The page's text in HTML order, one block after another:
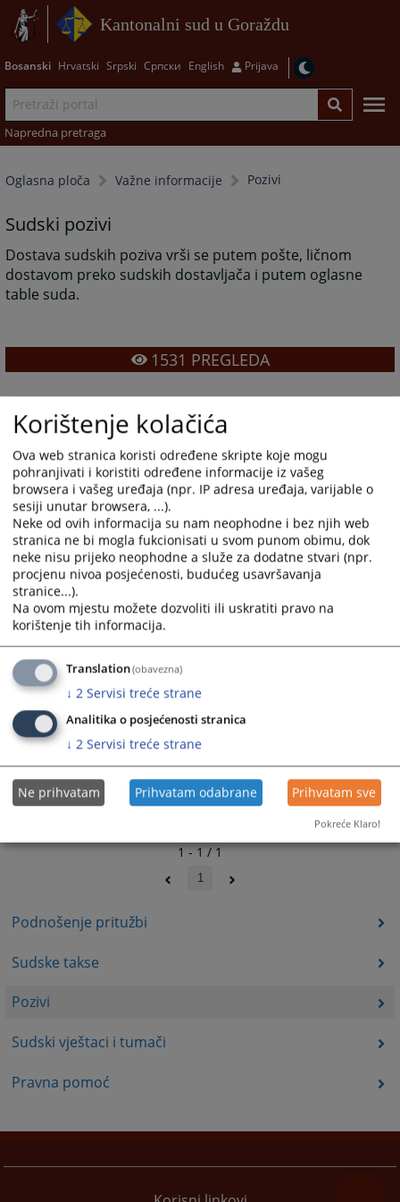
Kantonalni sud u Goraždu
Bosanski Hrvatski Srpski Српски English Prijava
Napredna pretraga
Oglasna ploča Važne informacije Pozivi
Podnošenje pritužbi
Sudske takse
Pozivi
Sudski vještaci i tumači
Pravna pomoć
Sudski pozivi
Dostava sudskih poziva vrši se putem pošte, ličnom
dostavom preko sudskih dostavljača i putem oglasne
table suda.
1531 PREGLEDA
1 - 1 / 1
1
Korištenje kolačića
Ova web stranica koristi određene skripte koje mogu
pohranjivati i koristiti određene informacije iz vašeg
browsera i vašeg uređaja (npr. IP adresa uređaja, varijable o
sesiji unutar browsera, ...).
Neke od ovih informacija su nam neophodne i bez njih web
stranica ne bi mogla fukcionisati u svom punom obimu, dok
neke nisu prijeko neophodne a služe za dodatne stvari (npr.
procjenu nivoa posjećenosti, budućeg usavršavanja
stranice...).
Na ovom mjestu možete dozvoliti ili uskratiti pravo na
korištenje tih informacija.
Translation(obavezna)
↓ 2 Servisi treće strane
Analitika o posjećenosti stranica
↓ 2 Servisi treće strane
Ne prihvatam Prihvatam odabrane Prihvatam sve
Pokreće Klaro!